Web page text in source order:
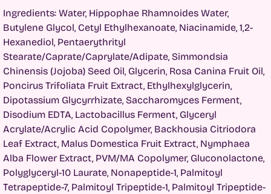
Ingredients: Water, Hippophae Rhamnoides Water,
Butylene Glycol, Cetyl Ethylhexanoate, Niacinamide, 1,2-
Hexanediol, Pentaerythrityl
Stearate/Caprate/Caprylate/Adipate, Simmondsia
Chinensis (Jojoba) Seed Oil, Glycerin, Rosa Canina Fruit Oil,
Poncirus Trifoliata Fruit Extract, Ethylhexylglycerin,
Dipotassium Glycyrrhizate, Saccharomyces Ferment,
Disodium EDTA, Lactobacillus Ferment, Glyceryl
Acrylate/Acrylic Acid Copolymer, Backhousia Citriodora
Leaf Extract, Malus Domestica Fruit Extract, Nymphaea
Alba Flower Extract, PVM/MA Copolymer, Gluconolactone,
Polyglyceryl-10 Laurate, Nonapeptide-1, Palmitoyl
Tetrapeptide-7, Palmitoyl Tripeptide-1, Palmitoyl Tripeptide-